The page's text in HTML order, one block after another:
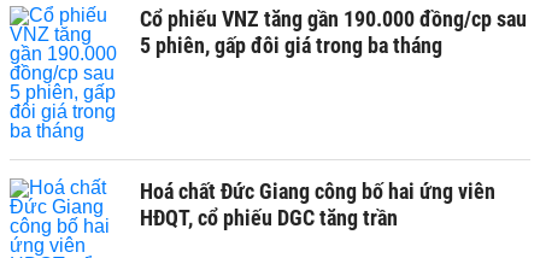
Cổ phiếu VNZ tăng gần 190.000 đồng/cp sau
5 phiên, gấp đôi giá trong ba tháng
Hoá chất Đức Giang công bố hai ứng viên
HĐQT, cổ phiếu DGC tăng trần